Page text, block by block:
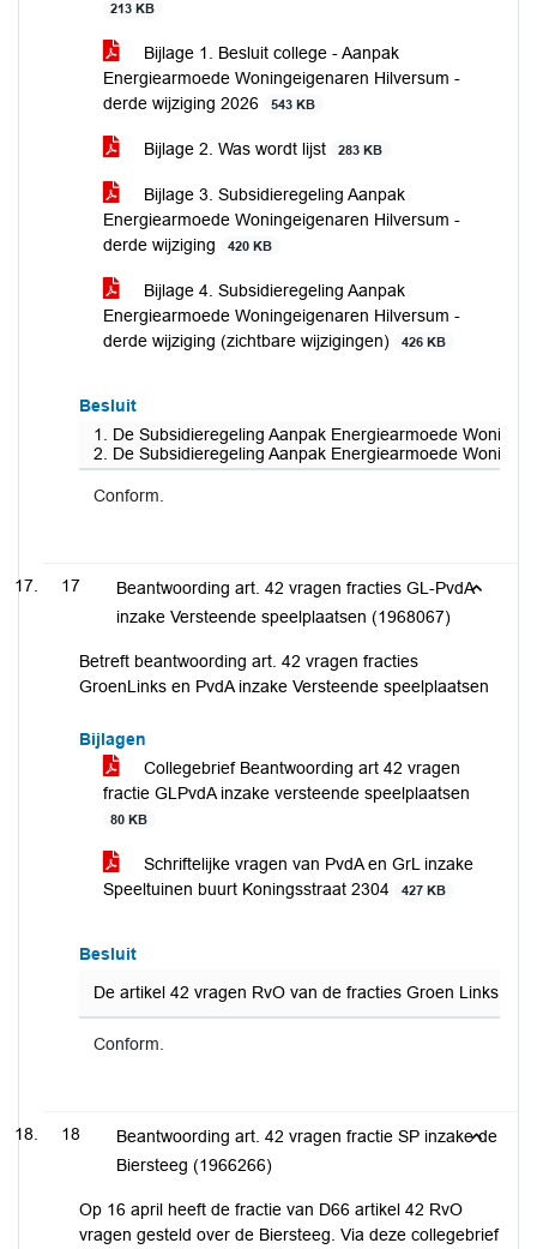
213 KB
Bijlage 1. Besluit college - Aanpak
Energiearmoede Woningeigenaren Hilversum -
derde wijziging 2026
543 KB
Bijlage 2. Was wordt lijst 283 KB
Bijlage 3. Subsidieregeling Aanpak
Energiearmoede Woningeigenaren Hilversum -
derde wijziging
420 KB
Bijlage 4. Subsidieregeling Aanpak
Energiearmoede Woningeigenaren Hilversum -
derde wijziging (zichtbare wijzigingen)
426 KB
Besluit
1. De Subsidieregeling Aanpak Energiearmoede
2. De Subsidieregeling Aanpak Energiearmoede
Conform.
17
Beantwoording art. 42 vragen fracties GL-PvdA
inzake Versteende speelplaatsen (1968067)
Betreft beantwoording art. 42 vragen fracties
GroenLinks en PvdA inzake Versteende speelplaatsen
Bijlagen
Collegebrief Beantwoording art 42 vragen
fractie GLPvdA inzake versteende speelplaatsen
80 KB
Schriftelijke vragen van PvdA en GrL inzake
Speeltuinen buurt Koningsstraat 2304
427 KB
Besluit
De artikel 42 vragen RvO van de fracties Groen Links en
Conform.
18
Beantwoording art. 42 vragen fractie SP inzake de
Biersteeg (1966266)
Op 16 april heeft de fractie van D66 artikel 42 RvO
vragen gesteld over de Biersteeg. Via deze collegebrief